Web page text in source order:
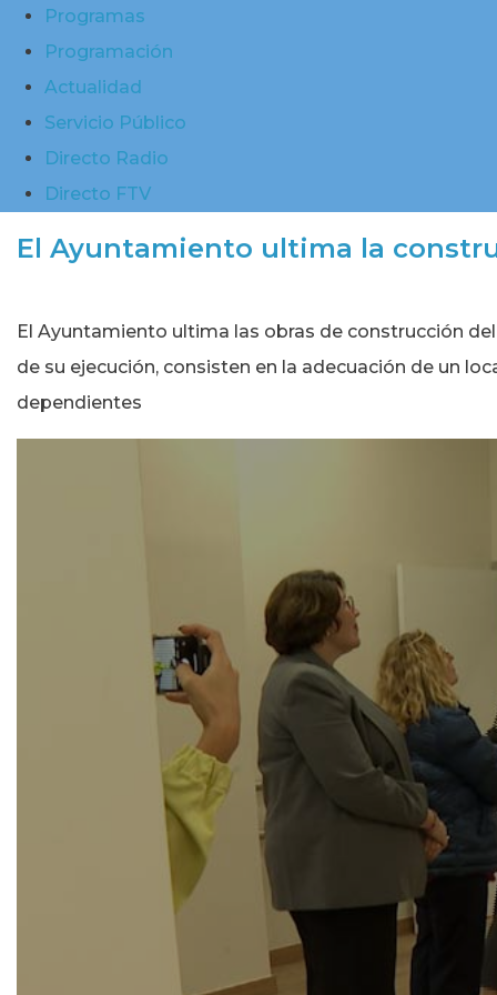
Programas
Programación
Actualidad
Servicio Público
Directo Radio
Directo FTV
El Ayuntamiento ultima la
El Ayuntamiento ultima las obras de construcción
de su ejecución, consisten en la adecuación de un
dependientes